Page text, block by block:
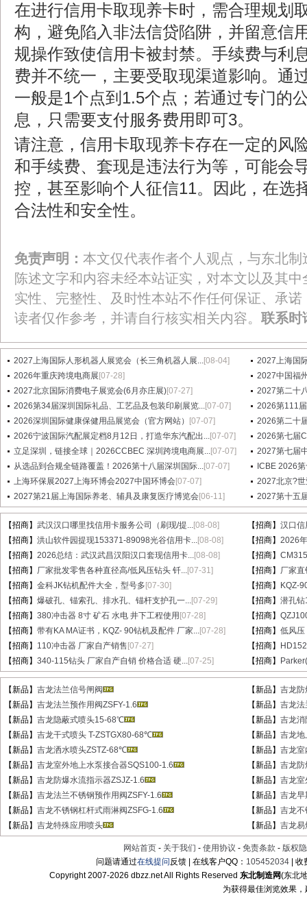
在进行信用卡取现养卡时，需合理规划
构，避免陷入非法信贷陷阱，并留意信
规操作致使信用卡被封禁。手续费与利
费并不统一，主要受取现渠道影响。通
一般是1个点到1.5个点；若通过专门的
息，只需要支付服务费用即可3。
请注意，信用卡取现养卡存在一定的风
和手续费、套现是违法行为等，可能会
控，甚至影响个人征信11。因此，在选
合法性和安全性。
免责声明： 本文仅代表作者个人观点，与东北
陈述文字和内容未经本站证实，对本文以及其
实性、完整性、及时性本站不作任何保证、承
读者仅作参考，并请自行核实相关内容。 联系时
2027上海国际人形机器人展览会（长三角机器人展...[08-04]
2027上海国
2026年重庆跨境电商展 [07-28]
2027中国福
2027北京国际消费电子展览会(6月亦庄展)[07-27]
2027第二十
2026第34届深圳国际礼品、工艺品及包装印刷展览...[07-07]
2026第111
2026深圳国际健康保健用品展览会（官方网站）
[07-07]
2026第二十
2026宁波国际汽配展定档8月12日，打造华东汽配出...[07-07]
2026第七届
立足深圳，链接全球｜2026CCBEC 深圳跨境电商展...[07-07]
2027第七届
从选品到合规全链路覆盖！2026第十八届深圳国际...[07-07]
ICBE 2026
上海环保展2027上海环博会2027中国环博会[07-07]
2027北京?世
2027第21届上海国际养老、辅具及康复医疗博览会[06-11] 2027第十五
【招商】 武汉汉口哪里找信用卡服务公司（刷现/提...[08-08] 【招商】 汉口信
【招商】 洪山软件园提现153371-89098光谷信用卡...[08-08] 【招商】 2026
【招商】 2026总结：武汉武昌汉阳汉口套现信用卡...[08-08] 【招商】
【招商】 厂家批发零售各种直径高/低风压钻头 钎...[07-31] 【招商】 厂家
【招商】 金科JK钻机配件大全，型号多 [07-30] 【招商】
KQZ-
【招商】 爆破孔、锚索孔、排水孔、锚杆支护孔一...[07-29] 【招商】 潜孔钻
【招商】 380冲击器 8寸 矿石 水电 井下工程使用 [07-28] 【招商】
【招商】 带有KA MA证书，KQZ- 90钻机及配件 厂家...[07-28] 【招商】 低风压
【招商】 110冲击器 厂家自产销售 [07-27] 【招商】
【招商】 340-115钻头 厂家自产自销 价格合适 硬...[07-25] 【招商】
【新品】 吉龙法兰信号闸阀 【新品】 吉龙防
【新品】 吉龙法兰预作用阀ZSFY-1.6 【新品】 吉龙法
【新品】 吉龙隐蔽式喷头15-68℃ 【新品】 吉龙消
【新品】 吉龙干式喷头 T-ZSTGX80-68℃ 【新品】 吉龙地
【新品】 吉龙洒水喷头ZSTZ-68℃ 【新品】 吉龙室
【新品】 吉龙室外地上水泵接合器SQS100-1.6 【新品】 吉龙防
【新品】 吉龙防爆水流指示器ZSJZ-1.6 【新品】 吉龙
【新品】 吉龙法兰不锈钢预作用阀ZSFY-1.6 【新品】 吉龙
【新品】 吉龙不锈钢杠杆式雨淋阀ZSFG-1.6 【新品】 吉龙不
【新品】 吉龙特殊应用喷头 【新品】 吉龙
网站首页 - 关于我们 - 使用协议 - 免责条款 - 版权
问题请通过在线提问反馈 | 在线客户QQ： 105452034 |
Copyright 2007-2026 dbzz.net All Rights Reserved东北制造网(东北
为获得最佳浏览效果